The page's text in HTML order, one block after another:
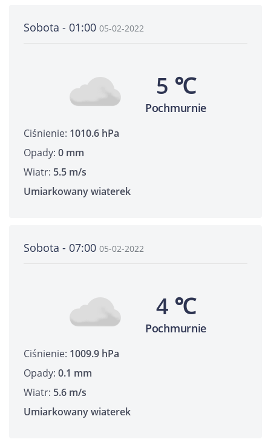
Sobota - 01:00 05-02-2022
5 ℃
Pochmurnie
Ciśnienie: 1010.6 hPa
Opady: 0 mm
Wiatr: 5.5 m/s
Umiarkowany wiaterek
Sobota - 07:00 05-02-2022
4 ℃
Pochmurnie
Ciśnienie: 1009.9 hPa
Opady: 0.1 mm
Wiatr: 5.6 m/s
Umiarkowany wiaterek